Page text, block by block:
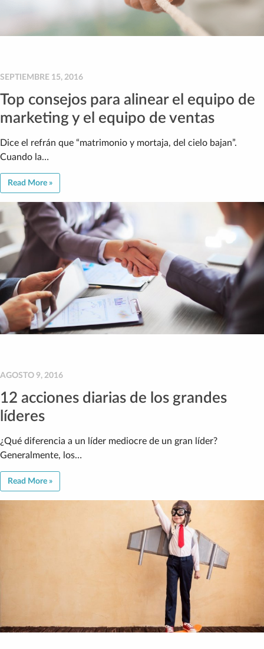
SEPTIEMBRE 15, 2016
Top consejos para alinear el equipo de
marketing y el equipo de ventas
Dice el refrán que “matrimonio y mortaja, del cielo bajan”.
Cuando la…
Read More »
AGOSTO 9, 2016
12 acciones diarias de los grandes
líderes
¿Qué diferencia a un líder mediocre de un gran líder?
Generalmente, los…
Read More »